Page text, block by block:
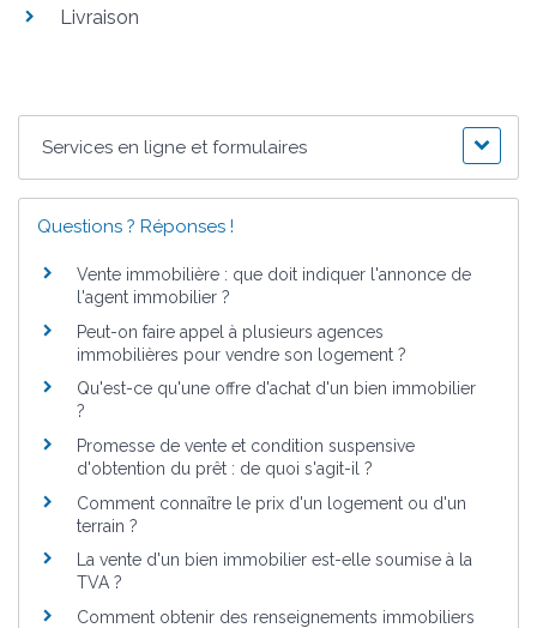
Livraison
Services en ligne et formulaires
Questions ? Réponses !
Vente immobilière : que doit indiquer l'annonce de
l'agent immobilier ?
Peut-on faire appel à plusieurs agences
immobilières pour vendre son logement ?
Qu'est-ce qu'une offre d'achat d'un bien immobilier
?
Promesse de vente et condition suspensive
d'obtention du prêt : de quoi s'agit-il ?
Comment connaître le prix d'un logement ou d'un
terrain ?
La vente d'un bien immobilier est-elle soumise à la
TVA ?
Comment obtenir des renseignements immobiliers